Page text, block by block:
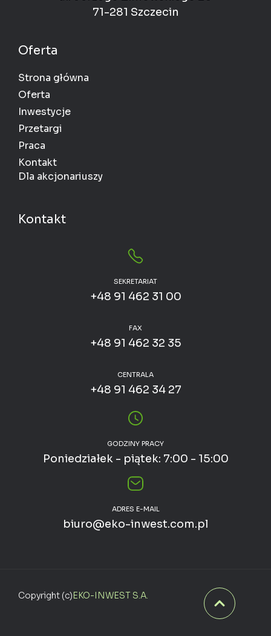
71-281 Szczecin
Oferta
Strona główna
Oferta
Inwestycje
Przetargi
Praca
Kontakt
Dla akcjonariuszy
Kontakt
SEKRETARIAT
+48 91 462 31 00
FAX
+48 91 462 32 35
CENTRALA
+48 91 462 34 27
GODZINY PRACY
Poniedziałek - piątek: 7:00 - 15:00
ADRES E-MAIL
biuro@eko-inwest.com.pl
Copyright (c) EKO-INWEST S.A.